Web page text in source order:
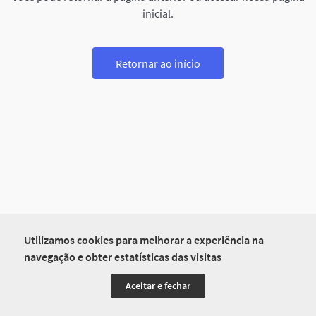
Utilizamos cookies para melhorar a experiência na
navegação e obter estatísticas das visitas
Aceitar e fechar
inicial.
Retornar ao início